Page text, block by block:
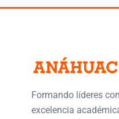
Formando líderes
excelencia